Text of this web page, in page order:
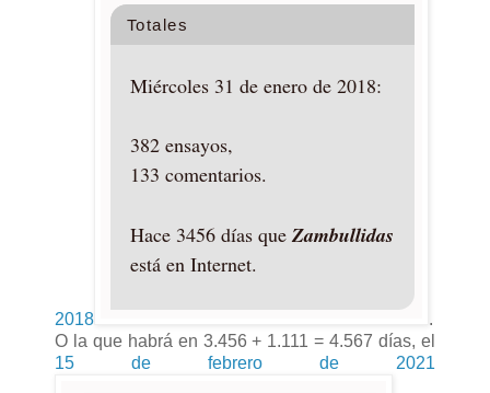
2018
.
O la que habrá en 3.456 + 1.111 = 4.567 días, el
15 de febrero de 2021